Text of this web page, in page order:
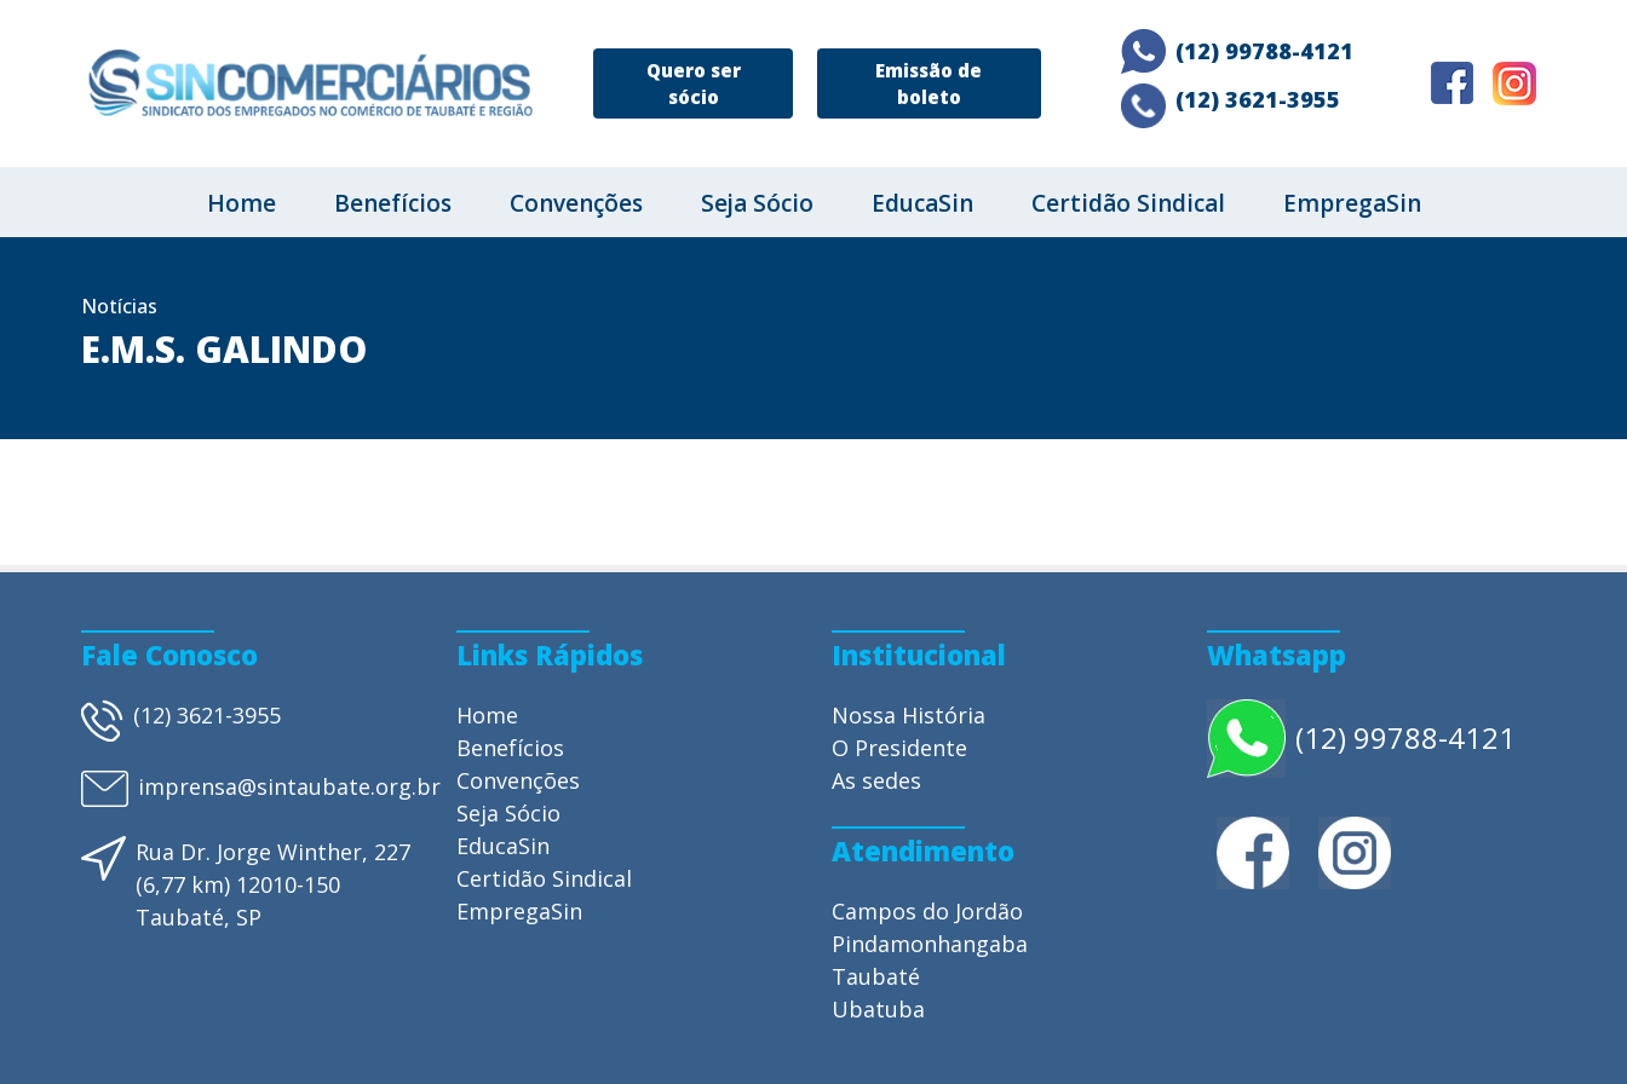
Quero ser
sócio
Emissão de
boleto
(12) 99788-4121
(12) 3621-3955
Home Benefícios Convenções Seja Sócio EducaSin Certidão Sindical EmpregaSin
Notícias
E.M.S. GALINDO
Fale Conosco
(12) 3621-3955
imprensa@sintaubate.org.br
Rua Dr. Jorge Winther, 227
(6,77 km) 12010-150
Taubaté, SP
Links Rápidos
Home
Benefícios
Convenções
Seja Sócio
EducaSin
Certidão Sindical
EmpregaSin
Institucional
Nossa História
O Presidente
As sedes
Atendimento
Campos do Jordão
Pindamonhangaba
Taubaté
Ubatuba
Whatsapp
(12) 99788-4121